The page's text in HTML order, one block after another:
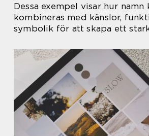
Dessa exempel visar hur namn
kombineras med känslor,
symbolik för att skapa ett